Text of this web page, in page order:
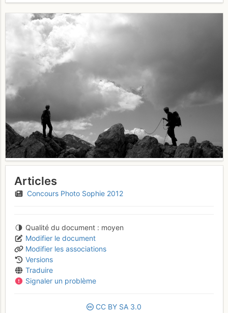
Articles
Concours Photo Sophie 2012
Qualité du document
moyen
Modifier le document
Modifier les associations
Versions
Traduire
Signaler un problème
CC BY SA 3.0